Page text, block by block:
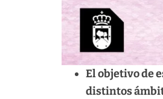
El objetivo de
distintos